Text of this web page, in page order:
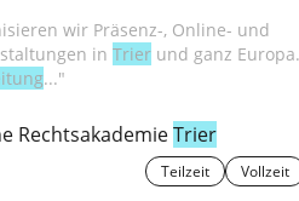
wir Präsenz-, Online- und
in Trier
..."
Rechtsakademie Trier
Teilzeit Vollzeit